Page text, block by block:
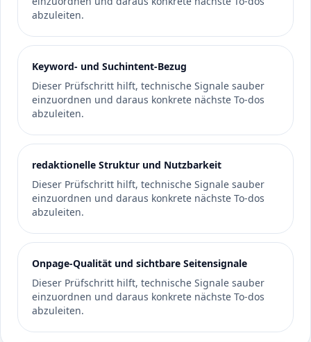
abzuleiten.
Keyword- und Suchintent-Bezug
Dieser Prüfschritt hilft, technische Signale sauber
einzuordnen und daraus konkrete nächste To-dos
abzuleiten.
redaktionelle Struktur und Nutzbarkeit
Dieser Prüfschritt hilft, technische Signale sauber
einzuordnen und daraus konkrete nächste To-dos
abzuleiten.
Onpage-Qualität und sichtbare Seitensignale
Dieser Prüfschritt hilft, technische Signale sauber
einzuordnen und daraus konkrete nächste To-dos
abzuleiten.